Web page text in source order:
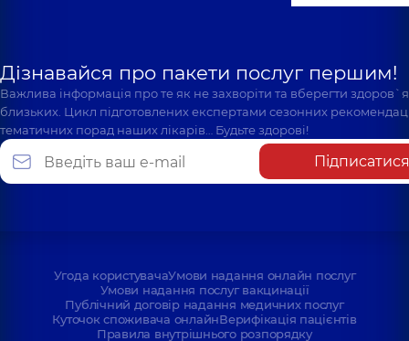
Дізнавайся про пакети послуг першим!
Важлива інформація про те як не захворіти та вберегти
близьких. Цикл підготовлених експертами сезонних
тематичних порад наших лікарів… Будьте здорові!
Підписатися
Угода користувачаУмови надання онлайн послуг
Умови надання послуг вакцинації
Публічний договір надання медичних послуг
Куточок споживача онлайнВерифікація пацієнтів
Правила внутрішнього розпорядку